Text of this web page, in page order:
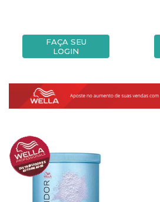
FAÇA SEU
LOGIN